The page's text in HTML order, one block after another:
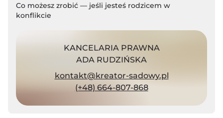
Co możesz zrobić — jeśli jesteś rodzicem w
konflikcie
KANCELARIA PRAWNA
ADA RUDZIŃSKA
kontakt@kreator-sadowy.pl
(+48) 664-807-868